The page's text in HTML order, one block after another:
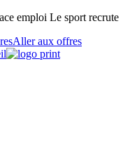
emploi Le sport recrute
Aller aux offres